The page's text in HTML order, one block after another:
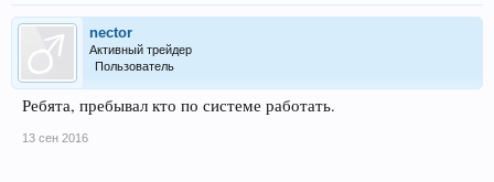
nector
Активный трейдер
Пользователь
Ребята, пребывал кто по системе работать.
13 сен 2016